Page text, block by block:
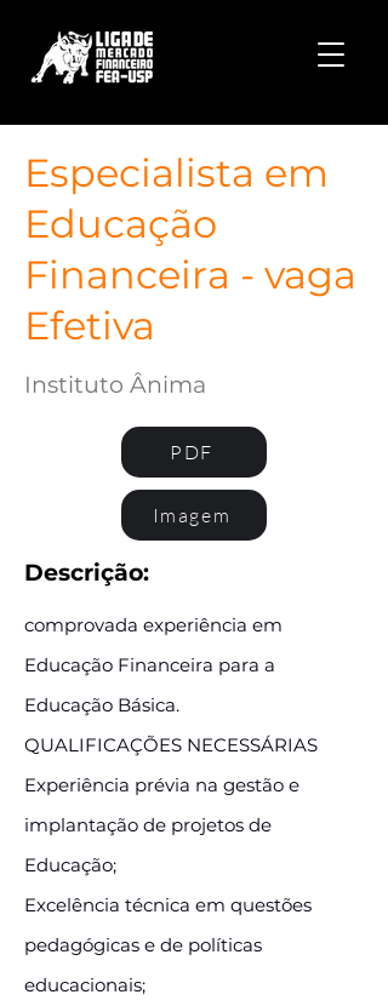
Especialista em
Educação
Financeira - vaga
Efetiva
Instituto Ânima
PDF
Imagem
Descrição:
comprovada experiência em
Educação Financeira para a
Educação Básica.
QUALIFICAÇÕES NECESSÁRIAS
Experiência prévia na gestão e
implantação de projetos de
Educação;
Excelência técnica em questões
pedagógicas e de políticas
educacionais;